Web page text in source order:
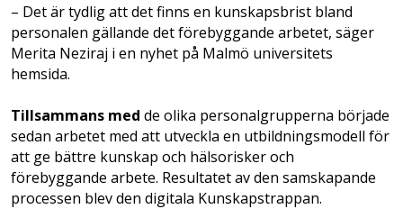
– Det är tydlig att det finns en kunskapsbrist bland
personalen gällande det förebyggande arbetet, säger
Merita Neziraj i en nyhet på Malmö universitets
hemsida.
Tillsammans med de olika personalgrupperna började
sedan arbetet med att utveckla en utbildningsmodell för
att ge bättre kunskap och hälsorisker och
förebyggande arbete. Resultatet av den samskapande
processen blev den digitala Kunskapstrappan.